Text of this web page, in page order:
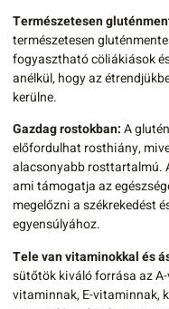
Természetesen
természetesen
fogyasztható cöliákiások
anélkül, hogy az
kerülne.
Gazdag rostokban:A
előfordulhat rosthiány,
alacsonyabb rosttartalmú.
ami támogatja az
megelőzni a székrekedést
egyensúlyához.
Tele van vitaminokkal és
sütőtök kiváló forrása az
vitaminnak, E-vitaminnak,